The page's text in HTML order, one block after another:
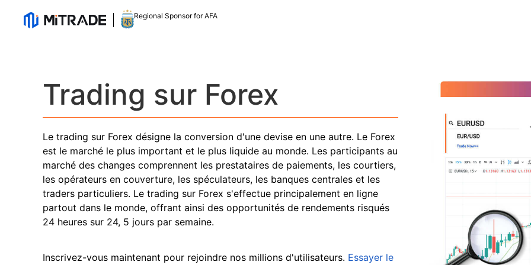
Regional Sponsor for AFA
Trading sur Forex
Le trading sur Forex désigne la conversion d'une devise en une autre. Le Forex
est le marché le plus important et le plus liquide au monde. Les participants au
marché des changes comprennent les prestataires de paiements, les courtiers,
les opérateurs en couverture, les spéculateurs, les banques centrales et les
traders particuliers. Le trading sur Forex s'effectue principalement en ligne
partout dans le monde, offrant ainsi des opportunités de rendements risqués
24 heures sur 24, 5 jours par semaine.
Inscrivez-vous maintenant pour rejoindre nos millions d'utilisateurs. Essayer le